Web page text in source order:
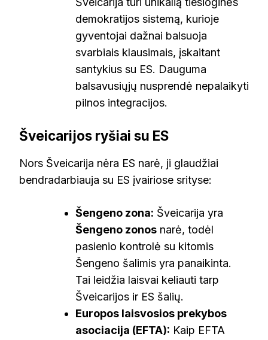
demokratijos sistemą, kurioje
gyventojai dažnai balsuoja
svarbiais klausimais, įskaitant
santykius su ES. Dauguma
balsavusiųjų nusprendė nepalaikyti
pilnos integracijos.
Šveicarijos ryšiai su ES
Nors Šveicarija nėra ES narė, ji glaudžiai
bendradarbiauja su ES įvairiose srityse:
Šengeno zona: Šveicarija yra
Šengeno zonos narė, todėl
pasienio kontrolė su kitomis
Šengeno šalimis yra panaikinta.
Tai leidžia laisvai keliauti tarp
Šveicarijos ir ES šalių.
Europos laisvosios prekybos
asociacija (EFTA): Kaip EFTA